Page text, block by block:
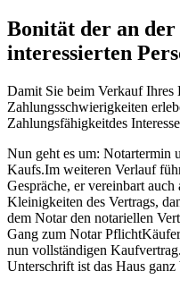
Bonität der an
interessierten
Damit Sie beim Verkauf Ihres
Zahlungsschwierigkeiten
Zahlungsfähigkeitdes
Nun geht es um: Notartermin
Kaufs.Im weiteren Verlauf
Gespräche, er vereinbart
Kleinigkeiten des Vertrags,
dem Notar den notariellen
Gang zum Notar
nun vollständigen
Unterschrift ist das Haus